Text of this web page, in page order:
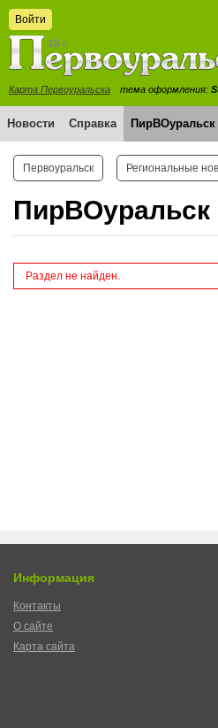
Войти
Карта Первоуральска тема оформления:
Новости Справка ПирВОуральск
Первоуральск Региональные
ПирВОуральск
Раздел не найден.
Информация
Контакты
О сайте
Карта сайта